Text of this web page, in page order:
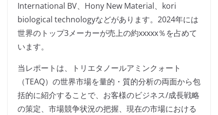
International BV、Hony New Material、kori
biological technologyなどがあります。2024年には
世界のトップ3メーカーが売上の約xxxxx％を占めて
います。
当レポートは、トリエタノールアミンクォート
（TEAQ）の世界市場を量的・質的分析の両面から包
括的に紹介することで、お客様のビジネス/成長戦略
の策定、市場競争状況の把握、現在の市場における